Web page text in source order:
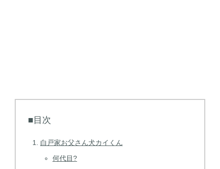
■目次
白戸家お父さん犬カイくん
何代目?